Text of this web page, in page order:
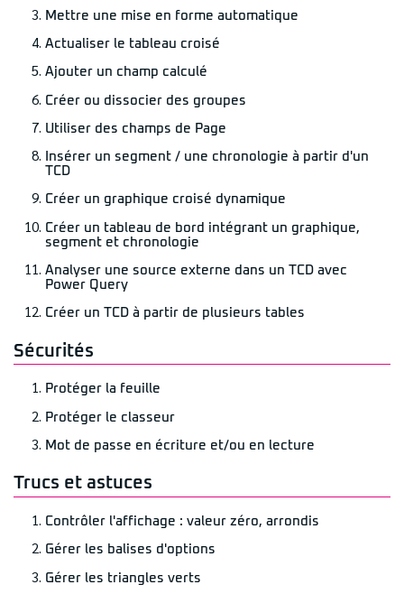
Mettre une mise en forme automatique
Actualiser le tableau croisé
Ajouter un champ calculé
Créer ou dissocier des groupes
Utiliser des champs de Page
Insérer un segment / une chronologie à partir d'un
TCD
Créer un graphique croisé dynamique
Créer un tableau de bord intégrant un graphique,
segment et chronologie
Analyser une source externe dans un TCD avec
Power Query
Créer un TCD à partir de plusieurs tables
Sécurités
Protéger la feuille
Protéger le classeur
Mot de passe en écriture et/ou en lecture
Trucs et astuces
Contrôler l'affichage : valeur zéro, arrondis
Gérer les balises d'options
Gérer les triangles verts